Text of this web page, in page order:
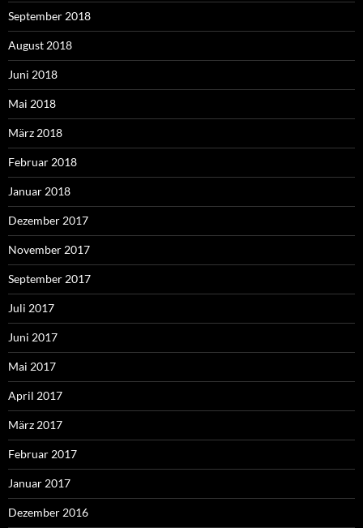
September 2018
August 2018
Juni 2018
Mai 2018
März 2018
Februar 2018
Januar 2018
Dezember 2017
November 2017
September 2017
Juli 2017
Juni 2017
Mai 2017
April 2017
März 2017
Februar 2017
Januar 2017
Dezember 2016